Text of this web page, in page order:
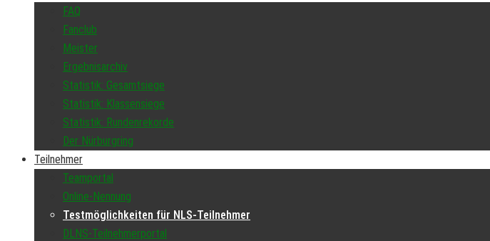
FAQ
Fanclub
Meister
Ergebnisarchiv
Statistik: Gesamtsiege
Statistik: Klassensiege
Statistik: Rundenrekorde
Der Nürburgring
Teilnehmer
Teamportal
Online-Nennung
Testmöglichkeiten für NLS-Teilnehmer
DLNS-Teilnehmerportal